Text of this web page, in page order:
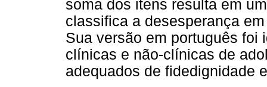
soma dos itens resulta em
classifica a desesperança
Sua versão em português foi
clínicas e não-clínicas de
adequados de fidedignidade